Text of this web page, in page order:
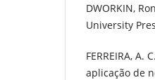
DWORKIN,
University
FERREIRA, A.
aplicação de